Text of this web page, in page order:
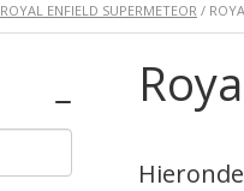
ROYAL ENFIELD SUPERMETEOR /